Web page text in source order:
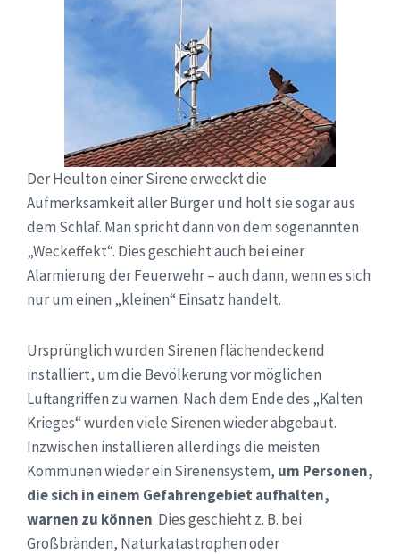
Der Heulton einer Sirene erweckt die
Aufmerksamkeit aller Bürger und holt sie sogar aus
dem Schlaf. Man spricht dann von dem sogenannten
„Weckeffekt“. Dies geschieht auch bei einer
Alarmierung der Feuerwehr – auch dann, wenn es sich
nur um einen „kleinen“ Einsatz handelt.
Ursprünglich wurden Sirenen flächendeckend
installiert, um die Bevölkerung vor möglichen
Luftangriffen zu warnen. Nach dem Ende des „Kalten
Krieges“ wurden viele Sirenen wieder abgebaut.
Inzwischen installieren allerdings die meisten
Kommunen wieder ein Sirenensystem, um Personen,
die sich in einem Gefahrengebiet aufhalten,
warnen zu können. Dies geschieht z. B. bei
Großbränden, Naturkatastrophen oder